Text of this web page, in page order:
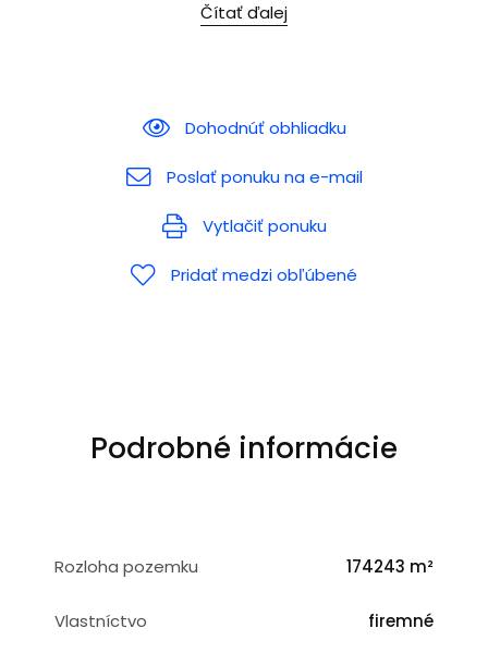
Čítať ďalej
Dohodnúť obhliadku
Poslať ponuku na e-mail
Vytlačiť ponuku
Pridať medzi obľúbené
Podrobné informácie
Rozloha pozemku 174243 m²
Vlastníctvo firemné